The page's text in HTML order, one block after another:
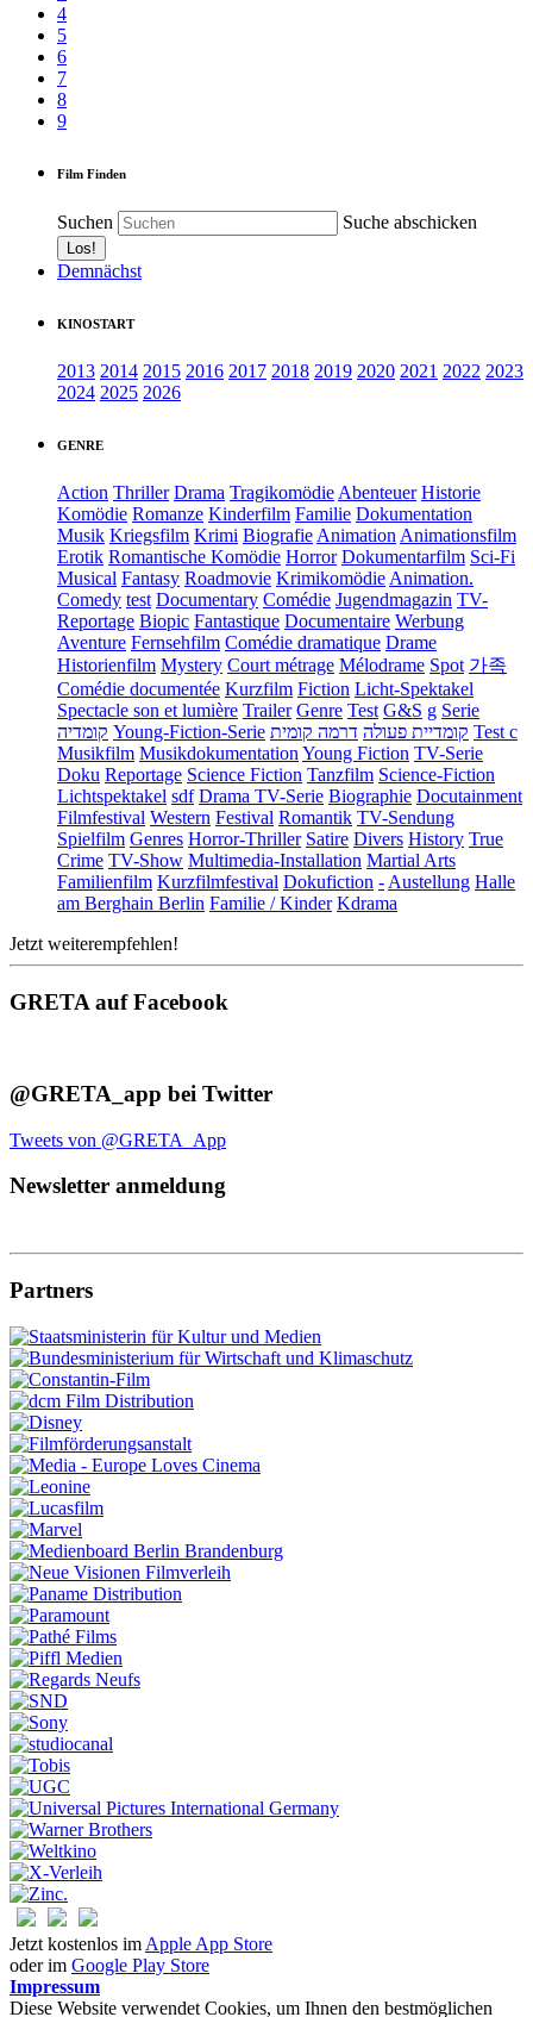
4
5
6
7
8
9
Film Finden
Suchen Suche abschicken
Demnächst
KINOSTART
2013 2014 2015 2016 2017 2018 2019 2020 2021 2022 2023
2024 2025 2026
GENRE
Action Thriller Drama Tragikomödie Abenteuer Historie
Komödie Romanze Kinderfilm Familie Dokumentation
Musik Kriegsfilm Krimi Biografie Animation Animationsfilm
Erotik Romantische Komödie Horror Dokumentarfilm Sci-Fi
Musical Fantasy Roadmovie Krimikomödie Animation.
Comedy test Documentary Comédie Jugendmagazin TV-
Reportage Biopic Fantastique Documentaire Werbung
Aventure Fernsehfilm Comédie dramatique Drame
Historienfilm Mystery Court métrage Mélodrame Spot 가족
Comédie documentée Kurzfilm Fiction Licht-Spektakel
Spectacle son et lumière Trailer Genre Test G&S g Serie
קומדיה Young-Fiction-Serie קומדיית פעולה דרמה קומית
Test c
Musikfilm Musikdokumentation Young Fiction TV-Serie
Doku Reportage Science Fiction Tanzfilm Science-Fiction
Lichtspektakel sdf Drama TV-Serie Biographie Docutainment
Filmfestival Western Festival Romantik TV-Sendung
Spielfilm Genres Horror-Thriller Satire Divers History True
Crime TV-Show Multimedia-Installation Martial Arts
Familienfilm Kurzfilmfestival Dokufiction - Austellung Halle
am Berghain Berlin Familie / Kinder Kdrama
Jetzt weiterempfehlen!
GRETA auf Facebook
@GRETA_app bei Twitter
Tweets von @GRETA_App
Newsletter anmeldung
Partners
Jetzt kostenlos im Apple App Store
oder im Google Play Store
Impressum
Diese Website verwendet Cookies, um Ihnen den bestmöglichen